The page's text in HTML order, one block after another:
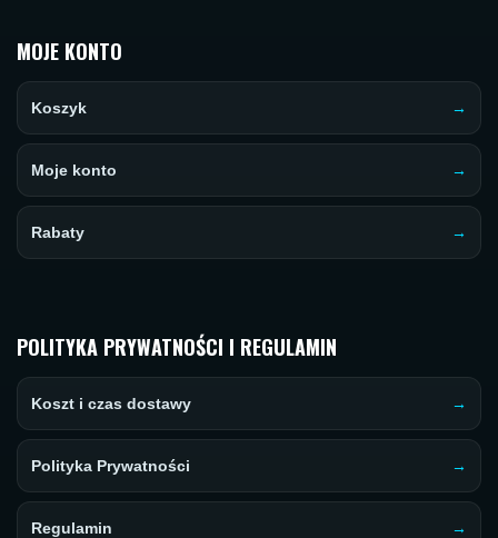
MOJE KONTO
Koszyk
Moje konto
Rabaty
POLITYKA PRYWATNOŚCI I REGULAMIN
Koszt i czas dostawy
Polityka Prywatności
Regulamin